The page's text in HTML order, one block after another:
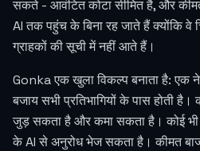
सकते - आवंटित कोटा सीमित है, और कीमतें
AI तक पहुंच के बिना रह जाते हैं क्योंकि वे
ग्राहकों की सूची में नहीं आते हैं।
Gonka एक खुला विकल्प बनाता है: एक
बजाय सभी प्रतिभागियों के पास होती
जुड़ सकता है और कमा सकता है। कोई भी
के AI से अनुरोध भेज सकता है। कीमत बाजार